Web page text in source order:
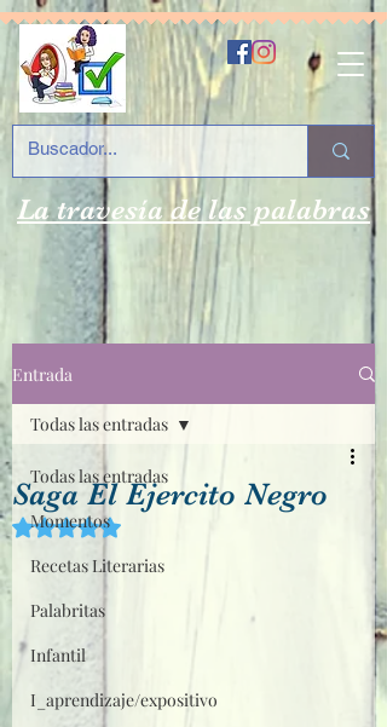
La travesía de las palabras
Entrada
Todas las entradas
Momentos
Recetas Literarias
Palabritas
Infantil
I_aprendizaje/expositivo
Todas las entradas
Saga El Ejercito Negro
Obtuvo NaN de 5 estrellas.